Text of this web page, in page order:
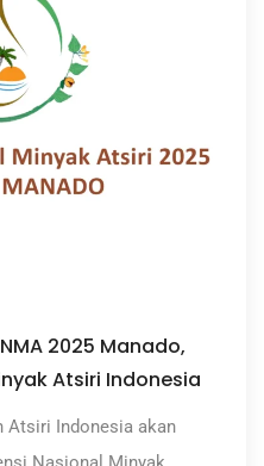
2025 Manado,
Atsiri Indonesia
Atsiri Indonesia akan